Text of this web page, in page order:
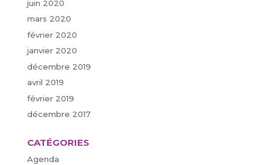
juin 2020
mars 2020
février 2020
janvier 2020
décembre 2019
avril 2019
février 2019
décembre 2017
CATÉGORIES
Agenda